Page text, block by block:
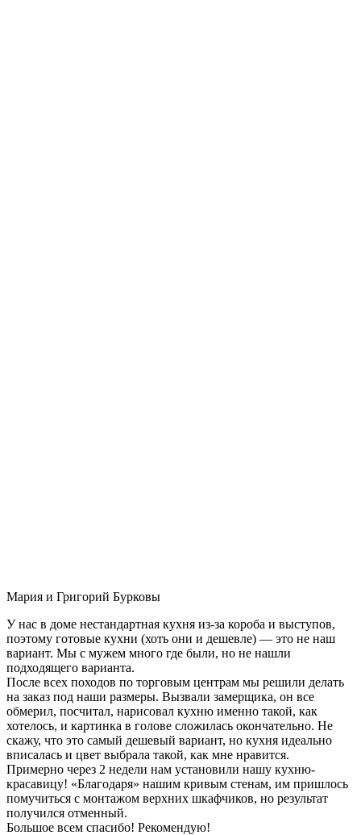
Мария и Григорий Бурковы
У нас в доме нестандартная кухня из-за короба и выступов,
поэтому готовые кухни (хоть они и дешевле) — это не наш
вариант. Мы с мужем много где были, но не нашли
подходящего варианта.
После всех походов по торговым центрам мы решили делать
на заказ под наши размеры. Вызвали замерщика, он все
обмерил, посчитал, нарисовал кухню именно такой, как
хотелось, и картинка в голове сложилась окончательно. Не
скажу, что это самый дешевый вариант, но кухня идеально
вписалась и цвет выбрала такой, как мне нравится.
Примерно через 2 недели нам установили нашу кухню-
красавицу! «Благодаря» нашим кривым стенам, им пришлось
помучиться с монтажом верхних шкафчиков, но результат
получился отменный.
Большое всем спасибо! Рекомендую!